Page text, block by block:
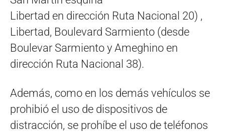
Libertad en dirección Ruta Nacional 20) ,
Libertad, Boulevard Sarmiento (desde
Boulevar Sarmiento y Ameghino en
dirección Ruta Nacional 38).
Además, como en los demás vehículos se
prohibió el uso de dispositivos de
distracción, se prohíbe el uso de teléfonos